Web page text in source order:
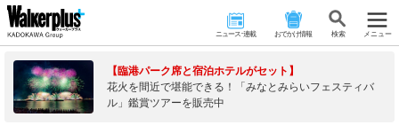
ニュース･連載 おでかけ情報 検 索 メニュー
【臨港パーク席と宿泊ホテルがセット】
花火を間近で堪能できる！「みなとみらいフェスティバ
ル」鑑賞ツアーを販売中